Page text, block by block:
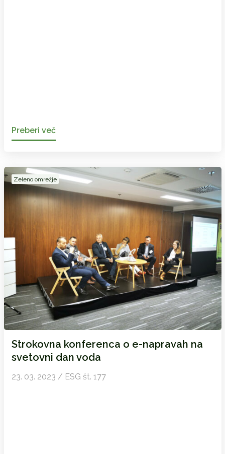
Preberi več
Zeleno omrežje
Strokovna konferenca o e-napravah na
svetovni dan voda
23. 03. 2023 / ESG št. 177